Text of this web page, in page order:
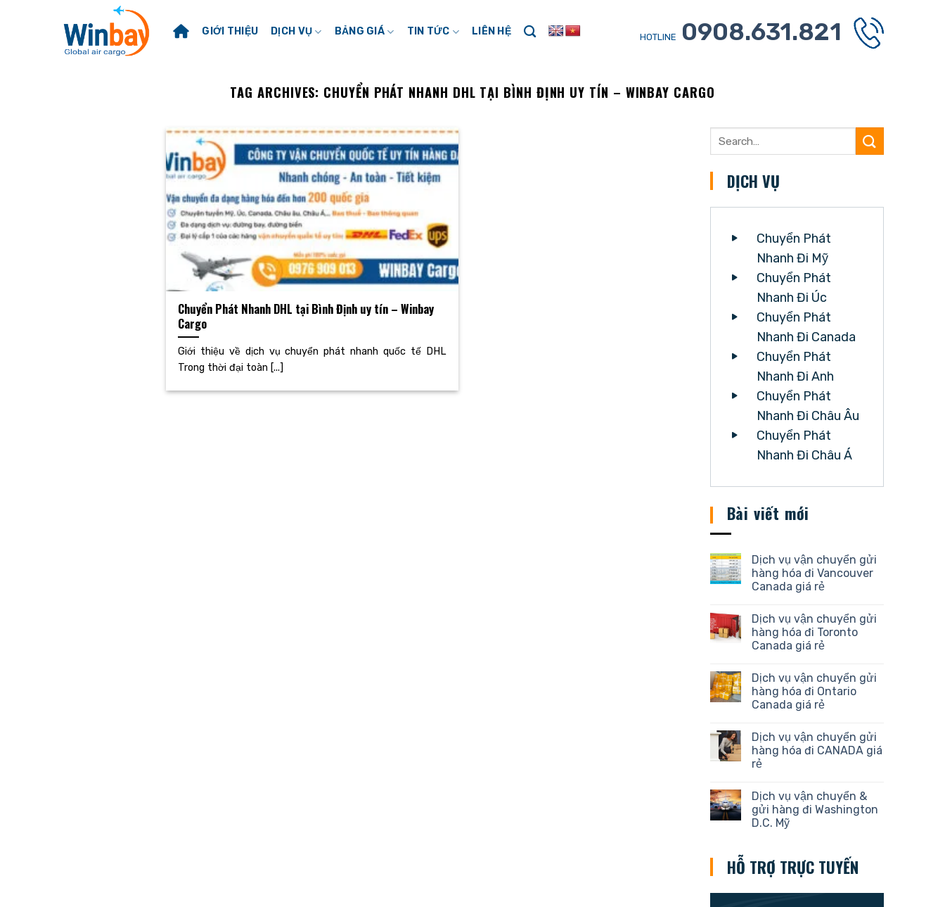
GIỚI THIỆU DỊCH VỤ BẢNG GIÁ TIN TỨC LIÊN HỆ HOTLINE 0908.631.821
TAG ARCHIVES: CHUYỂN PHÁT NHANH DHL TẠI BÌNH ĐỊNH UY TÍN – WINBAY CARGO
Chuyển Phát Nhanh DHL tại Bình Định uy tín – Winbay
Cargo
Giới thiệu về dịch vụ chuyển phát nhanh quốc tế DHL
Trong thời đại toàn [...]
DỊCH VỤ
Chuyển Phát
Nhanh Đi Mỹ
Chuyển Phát
Nhanh Đi Úc
Chuyển Phát
Nhanh Đi Canada
Chuyển Phát
Nhanh Đi Anh
Chuyển Phát
Nhanh Đi Châu Âu
Chuyển Phát
Nhanh Đi Châu Á
Bài viết mới
Dịch vụ vận chuyển gửi
hàng hóa đi Vancouver
Canada giá rẻ
Dịch vụ vận chuyển gửi
hàng hóa đi Toronto
Canada giá rẻ
Dịch vụ vận chuyển gửi
hàng hóa đi Ontario
Canada giá rẻ
Dịch vụ vận chuyển gửi
hàng hóa đi CANADA giá
rẻ
Dịch vụ vận chuyển &
gửi hàng đi Washington
D.C. Mỹ
HỖ TRỢ TRỰC TUYẾN